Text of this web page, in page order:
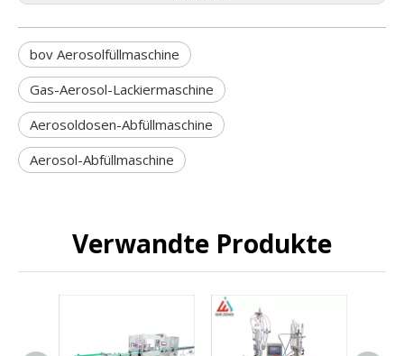
bov Aerosolfüllmaschine
Gas-Aerosol-Lackiermaschine
Aerosoldosen-Abfüllmaschine
Aerosol-Abfüllmaschine
Verwandte Produkte